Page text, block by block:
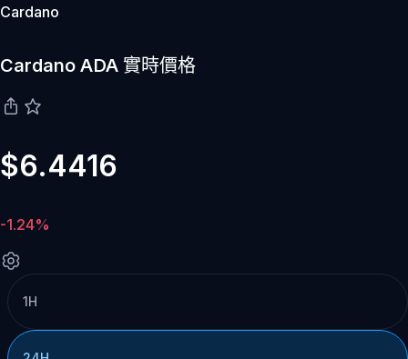
Cardano
Cardano ADA 實時價格
$6.4416
-1.24%
1H